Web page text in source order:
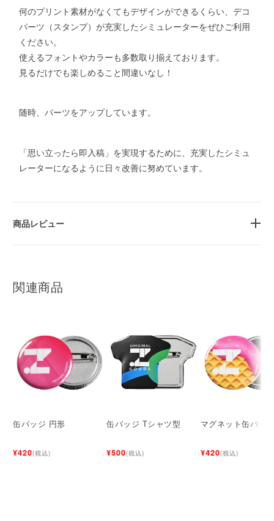
何のプリント素材がなくてもデザインができるくらい、デコ
パーツ（スタンプ）が充実したシミュレーターをぜひご利用
ください。
使えるフォントやカラーも多数取り揃えております。
見るだけでも楽しめること間違いなし！
随時、パーツをアップしています。
「思い立ったら即入稿」を実現するために、充実したシミュ
レーターになるように日々改善に努めています。
商品レビュー
関連商品
缶バッジ 円形
¥420(税込)
缶バッジ Tシャツ型
¥500(税込)
マグネット缶バッ
¥420(税込)